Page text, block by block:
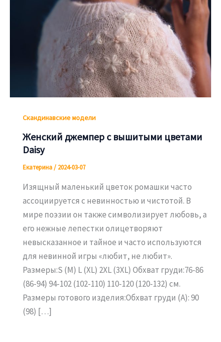
Скандинавские модели
Женский джемпер с вышитыми цветами
Daisy
Екатерина/ 2024-03-07
Изящный маленький цветок ромашки часто
ассоциируется с невинностью и чистотой. В
мире поэзии он также символизирует любовь, а
его нежные лепестки олицетворяют
невысказанное и тайное и часто используются
для невинной игры «любит, не любит».
Размеры:S (M) L (XL) 2XL (3XL) Обхват груди:76-86
(86-94) 94-102 (102-110) 110-120 (120-132) см.
Размеры готового изделия:Обхват груди (А): 90
(98) […]